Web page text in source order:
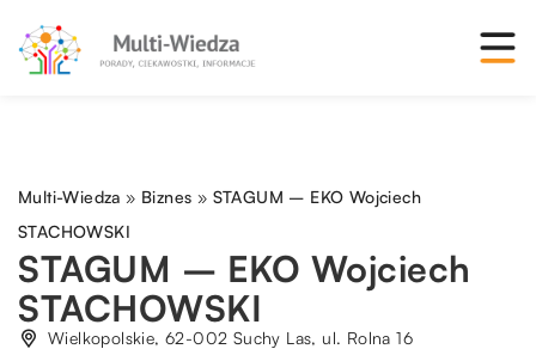
Multi-Wiedza » Biznes » STAGUM – EKO Wojciech
STACHOWSKI
STAGUM – EKO Wojciech
STACHOWSKI
Wielkopolskie, 62-002 Suchy Las, ul. Rolna 16